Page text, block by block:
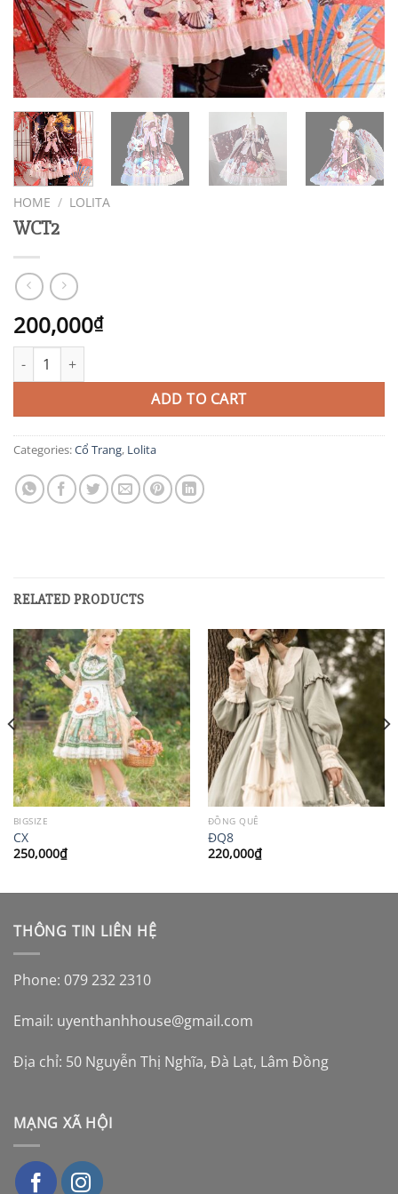
HOME / LOLITA
WCT2
200,000₫
WCT2 quantity
ADD TO CART
Categories:Cổ Trang, Lolita
RELATED PRODUCTS
BIGSIZE
CX
250,000₫
ĐỒNG QUÊ
ĐQ8
220,000₫
THÔNG TIN LIÊN HỆ
Phone: 079 232 2310
Email: uyenthanhhouse@gmail.com
Địa chỉ: 50 Nguyễn Thị Nghĩa, Đà Lạt, Lâm Đồng
MẠNG XÃ HỘI